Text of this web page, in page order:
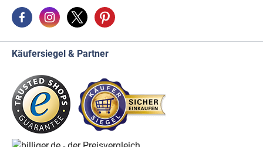
Käufersiegel & Partner